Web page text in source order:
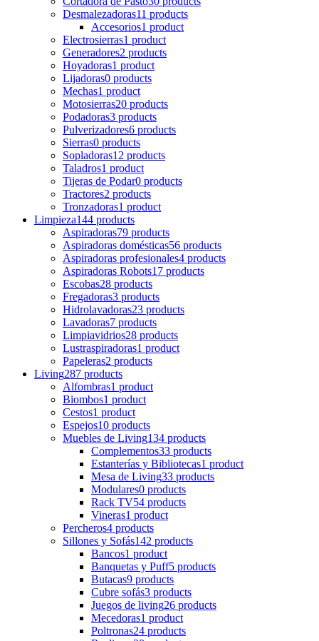
Desmalezadoras11 products
Accesorios1 product
Electrosierras1 product
Generadores2 products
Hoyadoras1 product
Lijadoras0 products
Mechas1 product
Motosierras20 products
Podadoras3 products
Pulverizadores6 products
Sierras0 products
Sopladoras12 products
Taladros1 product
Tijeras de Podar0 products
Tractores2 products
Tronzadoras1 product
Limpieza144 products
Aspiradoras79 products
Aspiradoras domésticas56 products
Aspiradoras profesionales4 products
Aspiradoras Robots17 products
Escobas28 products
Fregadoras3 products
Hidrolavadoras23 products
Lavadoras7 products
Limpiavidrios28 products
Lustraspiradoras1 product
Papeleras2 products
Living287 products
Alfombras1 product
Biombos1 product
Cestos1 product
Espejos10 products
Muebles de Living134 products
Complementos33 products
Estanterías y Bibliotecas1 product
Mesa de Living33 products
Modulares0 products
Rack TV54 products
Vineras1 product
Percheros4 products
Sillones y Sofás142 products
Bancos1 product
Banquetas y Puff5 products
Butacas9 products
Cubre sofás3 products
Juegos de living26 products
Mecedoras1 product
Poltronas24 products